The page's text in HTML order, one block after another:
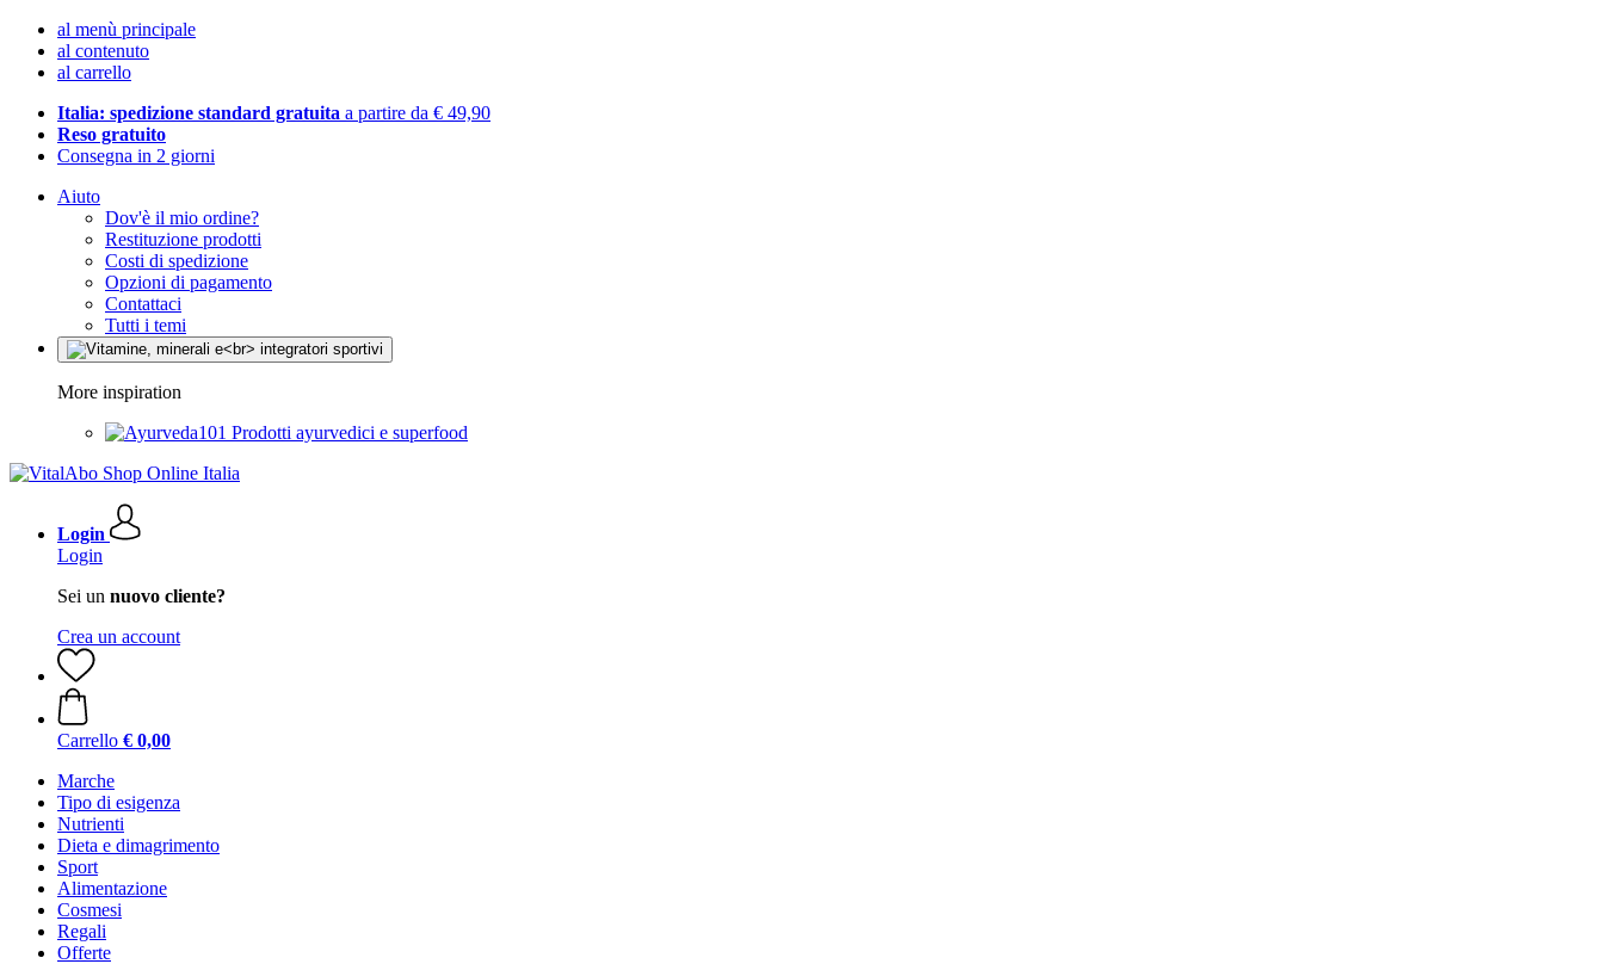
al menù principale
al contenuto
al carrello
Italia: spedizione standard gratuita a partire da € 49,90
Reso gratuito
Consegna in 2 giorni
Aiuto
Dov'è il mio ordine?
Restituzione prodotti
Costi di spedizione
Opzioni di pagamento
Contattaci
Tutti i temi
More inspiration
Prodotti ayurvedici e superfood
Login
Login
Sei un nuovo cliente?
Crea un account
Carrello € 0,00
Marche
Tipo di esigenza
Nutrienti
Dieta e dimagrimento
Sport
Alimentazione
Cosmesi
Regali
Offerte